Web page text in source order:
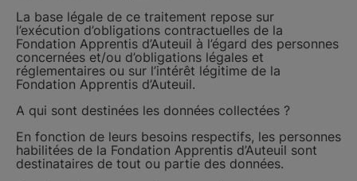
La base légale de ce traitement repose sur
l’exécution d’obligations contractuelles de la
Fondation Apprentis d’Auteuil à l’égard des personnes
concernées et/ou d’obligations légales et
réglementaires ou sur l’intérêt légitime de la
Fondation Apprentis d’Auteuil.
A qui sont destinées les données collectées ?
En fonction de leurs besoins respectifs, les personnes
habilitées de la Fondation Apprentis d’Auteuil sont
destinataires de tout ou partie des données.